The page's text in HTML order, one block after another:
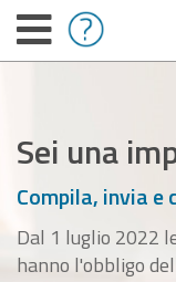
Sei una
Compila, invia
Dal 1 luglio 2022
hanno l'obbligo